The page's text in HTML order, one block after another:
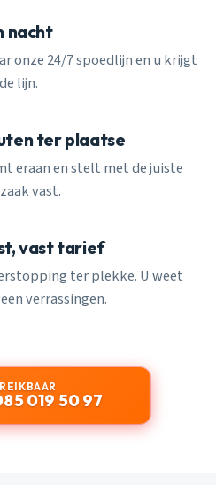
nacht
onze 24/7 spoedlijn en u krijgt
lijn.
ter plaatse
eraan en stelt met de juiste
vast.
vast tarief
ter plekke. U weet
verrassingen.
019 50 97